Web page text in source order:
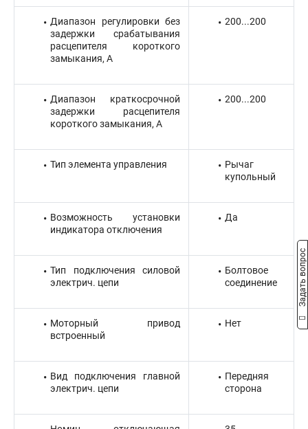
Диапазон регулировки без
задержки срабатывания
расцепителя короткого
замыкания, А
200...200
Диапазон краткосрочной
задержки расцепителя
короткого замыкания, А
200...200
Тип элемента управления
Рычаг
купольный
Возможность установки
индикатора отключения
Да
Тип подключения силовой
электрич. цепи
Болтовое
соединение
Моторный привод
встроенный
Нет
Вид подключения главной
электрич. цепи
Передняя
сторона
Задать вопрос